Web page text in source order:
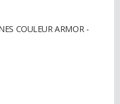
COULEUR ARMOR -